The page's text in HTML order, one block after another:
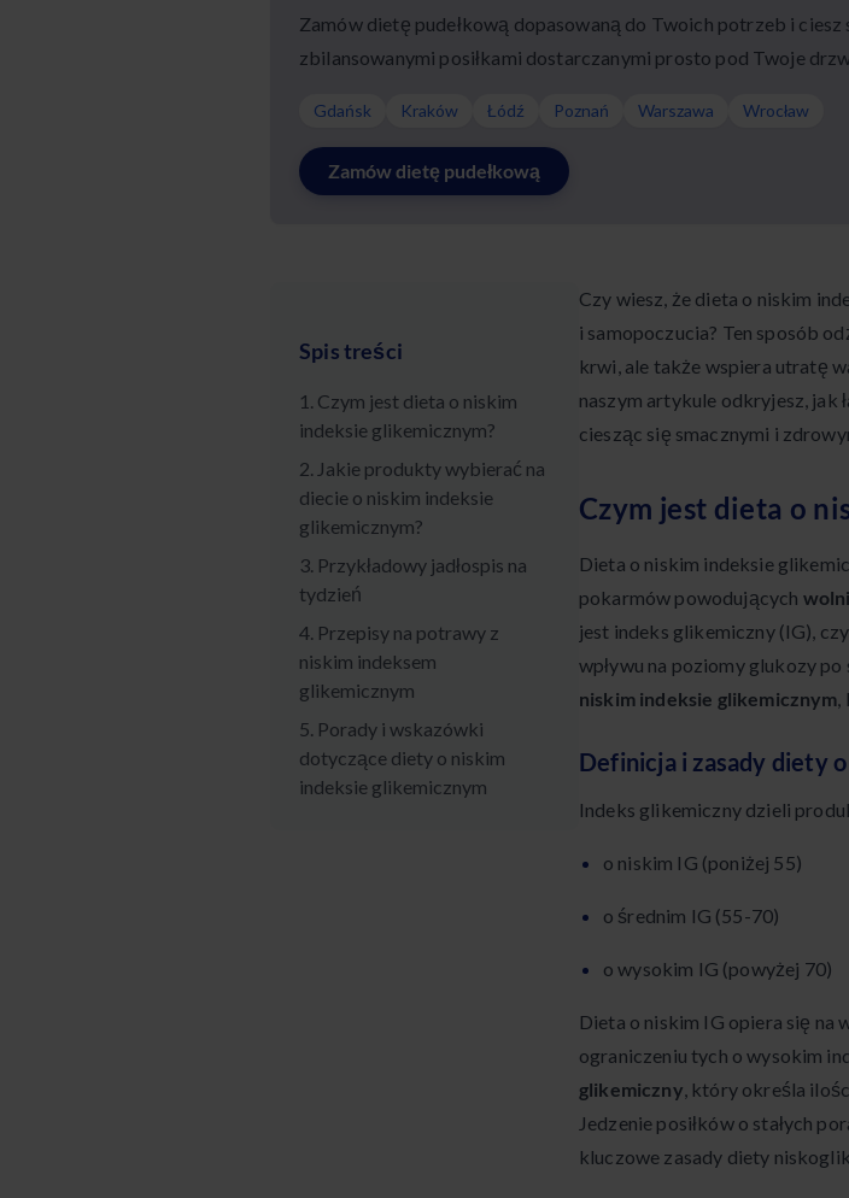
Zamów dietę pudełkową dopasowaną do Twoich potrzeb i ciesz
zbilansowanymi posiłkami dostarczanymi prosto pod Twoje
Gdańsk Kraków Łódź Poznań Warszawa Wrocław
Zamów dietę pudełkową
Spis treści
1. Czym jest dieta o niskim
indeksie glikemicznym?
2. Jakie produkty wybierać na
diecie o niskim indeksie
glikemicznym?
3. Przykładowy jadłospis na
tydzień
4. Przepisy na potrawy z
niskim indeksem
glikemicznym
5. Porady i wskazówki
dotyczące diety o niskim
indeksie glikemicznym
Czy wiesz, że dieta o niskim
i samopoczucia? Ten sposób
krwi, ale także wspiera utratę
naszym artykule odkryjesz, jak
ciesząc się smacznymi i
Czym jest dieta o
Dieta o niskim indeksie
pokarmów powodujących
jest indeks glikemiczny (IG),
wpływu na poziomy glukozy
niskim indeksie glikemicznym,
Definicja i zasady diety
Indeks glikemiczny dzieli
o niskim IG (poniżej 55)
o średnim IG (55-70)
o wysokim IG (powyżej 70)
Dieta o niskim IG opiera się na
ograniczeniu tych o wysokim
glikemiczny, który określa
Jedzenie posiłków o stałych
kluczowe zasady diety